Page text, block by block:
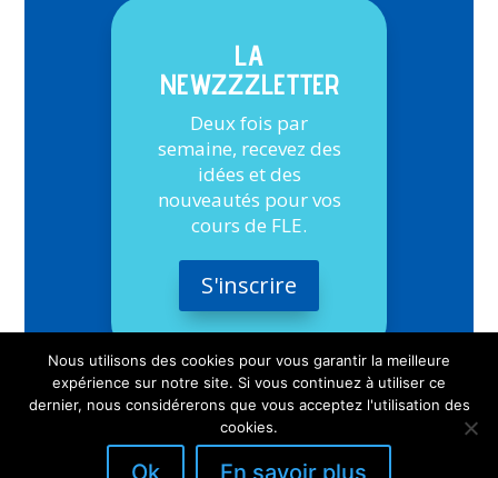
LA
NEWZZZLETTER
Deux fois par
semaine, recevez des
idées et des
nouveautés pour vos
cours de FLE.
S'inscrire
Nous utilisons des cookies pour vous garantir la meilleure
expérience sur notre site. Si vous continuez à utiliser ce
dernier, nous considérerons que vous acceptez l'utilisation des
cookies.
Ok En savoir plus